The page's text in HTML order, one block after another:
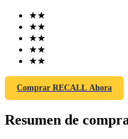
Futuros de criptomonedas
★★
★★
★★
★★
★★
Comprar RECALL Ahora
Resumen de